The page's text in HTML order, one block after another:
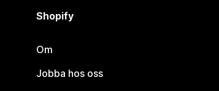
Shopify
Om
Jobba hos oss